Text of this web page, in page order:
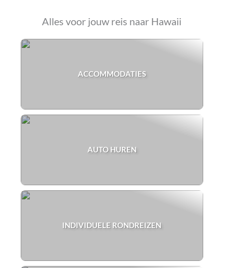
Alles voor jouw reis naar Hawaii
ACCOMMODATIES
AUTO HUREN
INDIVIDUELE RONDREIZEN